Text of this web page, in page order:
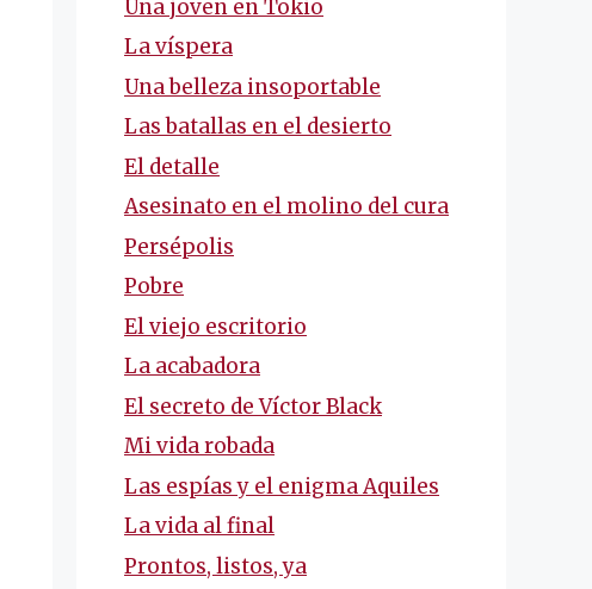
Una joven en Tokio
La víspera
Una belleza insoportable
Las batallas en el desierto
El detalle
Asesinato en el molino del cura
Persépolis
Pobre
El viejo escritorio
La acabadora
El secreto de Víctor Black
Mi vida robada
Las espías y el enigma Aquiles
La vida al final
Prontos, listos, ya